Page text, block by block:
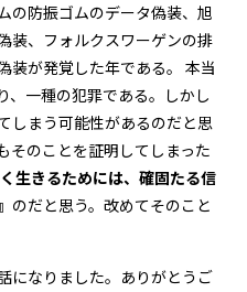
の防振ゴムのデータ偽装、旭
装、フォルクスワーゲンの排
装が発覚した年である。 本当
、一種の犯罪である。しかし
しまう可能性があるのだと思
そのことを証明してしまった
生きるためには、確固たる信
のだと思う。改めてそのこと
になりました。ありがとうご